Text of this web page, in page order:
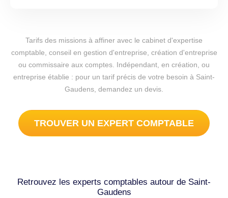
Tarifs des missions à affiner avec le cabinet d'expertise
comptable, conseil en gestion d'entreprise, création d'entreprise
ou commissaire aux comptes. Indépendant, en création, ou
entreprise établie : pour un tarif précis de votre besoin à Saint-
Gaudens, demandez un devis.
TROUVER UN EXPERT COMPTABLE
Retrouvez les experts comptables autour de Saint-
Gaudens